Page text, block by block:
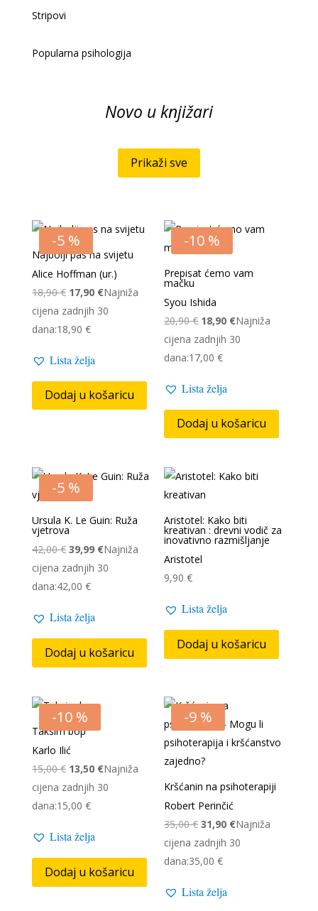
Stripovi
Popularna psihologija
Novo u knjižari
Prikaži sve
-5 %
Najbolji pas na svijetu
Alice Hoffman (ur.)
18,90€ Izvorna
cijena
bila
18,90 €.
17,90 €Trenutna
cijena
Najniža
cijena zadnjih 30
dana:18,90 €
Lista želja
Dodaj u košaricu
-10 %
Prepisat ćemo vam
mačku
Syou Ishida
20,90€ Izvorna
cijena
bila
20,90 €.
18,90 €Trenutna
cijena
Najniža
cijena zadnjih 30
dana:17,00€
Lista želja
Dodaj u košaricu
-5 %
Ursula K. Le Guin: Ruža
vjetrova
42,00€ Izvorna
cijena
bila
42,00 €.
39,99 €Trenutna
cijena
Najniža
cijena zadnjih 30
dana:42,00 €
Lista želja
Dodaj u košaricu
Aristotel: Kako biti
kreativan : drevni vodič za
inovativno razmišljanje
Aristotel
9,90€
Lista želja
Dodaj u košaricu
-10 %
Taksim bop
Karlo Ilić
15,00€ Izvorna
cijena
bila
15,00 €.
13,50 €Trenutna
cijena
Najniža
cijena zadnjih 30
dana:15,00 €
Lista želja
Dodaj u košaricu
-9 %
Kršćanin na psihoterapiji
Robert Perinčić
35,00€ Izvorna
cijena
bila
35,00 €.
31,90 €Trenutna
cijena
Najniža
cijena zadnjih 30
dana:35,00€
Lista želja